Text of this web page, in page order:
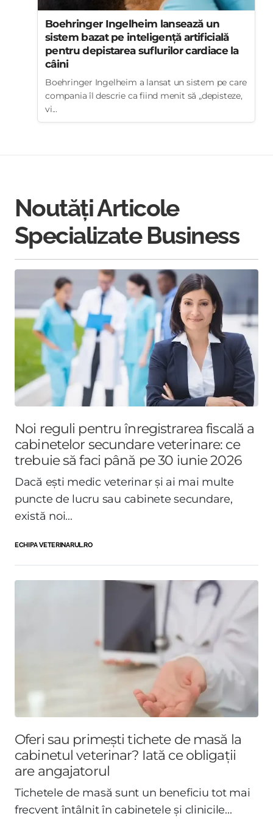
Boehringer Ingelheim lansează un
sistem bazat pe inteligență artificială
pentru depistarea suflurilor cardiace la
câini
Boehringer Ingelheim a lansat un sistem pe care
compania îl descrie ca fiind menit să „depisteze,
vi...
Noutăți Articole
Specializate Business
Noi reguli pentru înregistrarea fiscală a
cabinetelor secundare veterinare: ce
trebuie să faci până pe 30 iunie 2026
Dacă ești medic veterinar și ai mai multe
puncte de lucru sau cabinete secundare,
există noi...
ECHIPA VETERINARUL.RO
Oferi sau primești tichete de masă la
cabinetul veterinar? Iată ce obligații
are angajatorul
Tichetele de masă sunt un beneficiu tot mai
frecvent întâlnit în cabinetele și clinicile...